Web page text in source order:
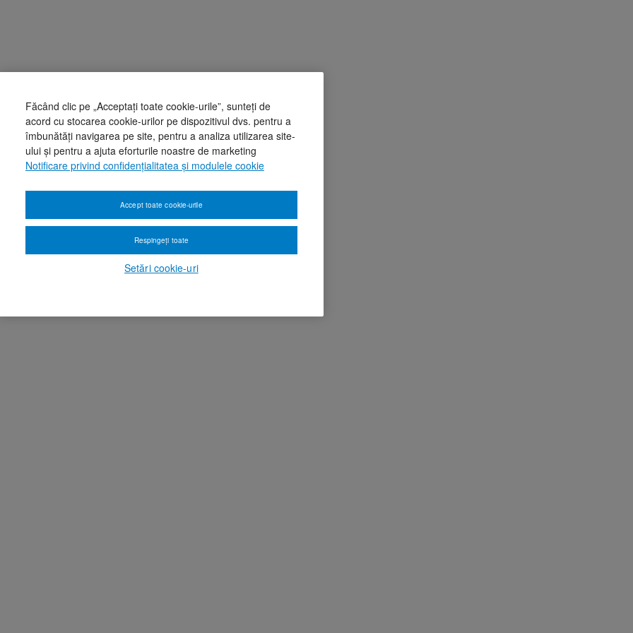
Făcând clic pe „Acceptați toate cookie-urile”, sunteți de
acord cu stocarea cookie-urilor pe dispozitivul dvs. pentru a
îmbunătăți navigarea pe site, pentru a analiza utilizarea site-
ului și pentru a ajuta eforturile noastre de marketing
Notificare privind confidențialitatea și modulele cookie
Setări cookie-uri
Respingeți toate
Accept toate cookie-urile